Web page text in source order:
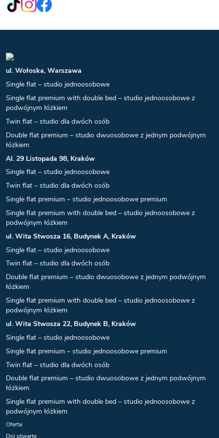
ul. Wołoska, Warszawa
Single flat – studio jednoosobowe
Single flat premium with double bed – studio jednoosobowe z
podwójnym łóżkiem
Twin flat – studio dla dwóch osób
Double flat premium – studio dwuosobowe z jednym podwójnym
łóżkiem
Al. 29 Listopada 98, Kraków
Single flat – studio jednoosobowe
Twin flat – studio dla dwóch osób
Single flat premium – studio jednoosobowe premium
Single flat premium with double bed – studio jednoosobowe z
podwójnym łóżkiem
ul. Wita Stwosza 16, Budynek A, Kraków
Single flat – studio jednoosobowe
Twin flat – studio dla dwóch osób
Double flat premium – studio dwuosobowe z jednym podwójnym
łóżkiem
Single flat premium with double bed – studio jednoosobowe z
podwójnym łóżkiem
ul. Wita Stwosza 22, Budynek B, Kraków
Single flat – studio jednoosobowe
Single flat premium – studio jednoosobowe premium
Twin flat – studio dla dwóch osób
Double flat premium – studio dwuosobowe z jednym podwójnym
łóżkiem
Single flat premium with double bed – studio jednoosobowe z
podwójnym łóżkiem
Oferta
Dni otwarte